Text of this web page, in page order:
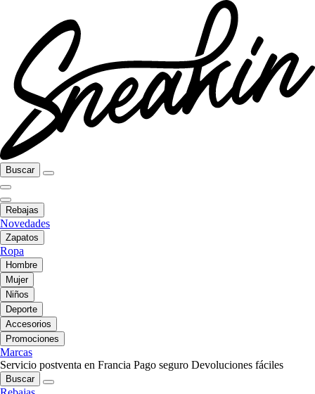
Buscar
Rebajas
Novedades
Zapatos
Ropa
Hombre
Mujer
Niños
Deporte
Accesorios
Promociones
Marcas
Servicio postventa en Francia Pago seguro Devoluciones fáciles
Buscar